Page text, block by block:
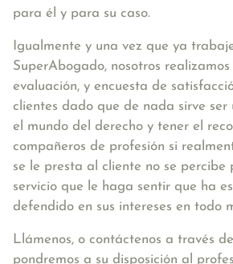
para él y para su caso.
Igualmente y una vez que ya
SuperAbogado, nosotros
evaluación, y encuesta de
clientes dado que de nada sirve ser
el mundo del derecho y tener el
compañeros de profesión si
se le presta al cliente no se percibe
servicio que le haga sentir que ha
defendido en sus intereses en todo
Llámenos, o contáctenos a través
pondremos a su disposición al